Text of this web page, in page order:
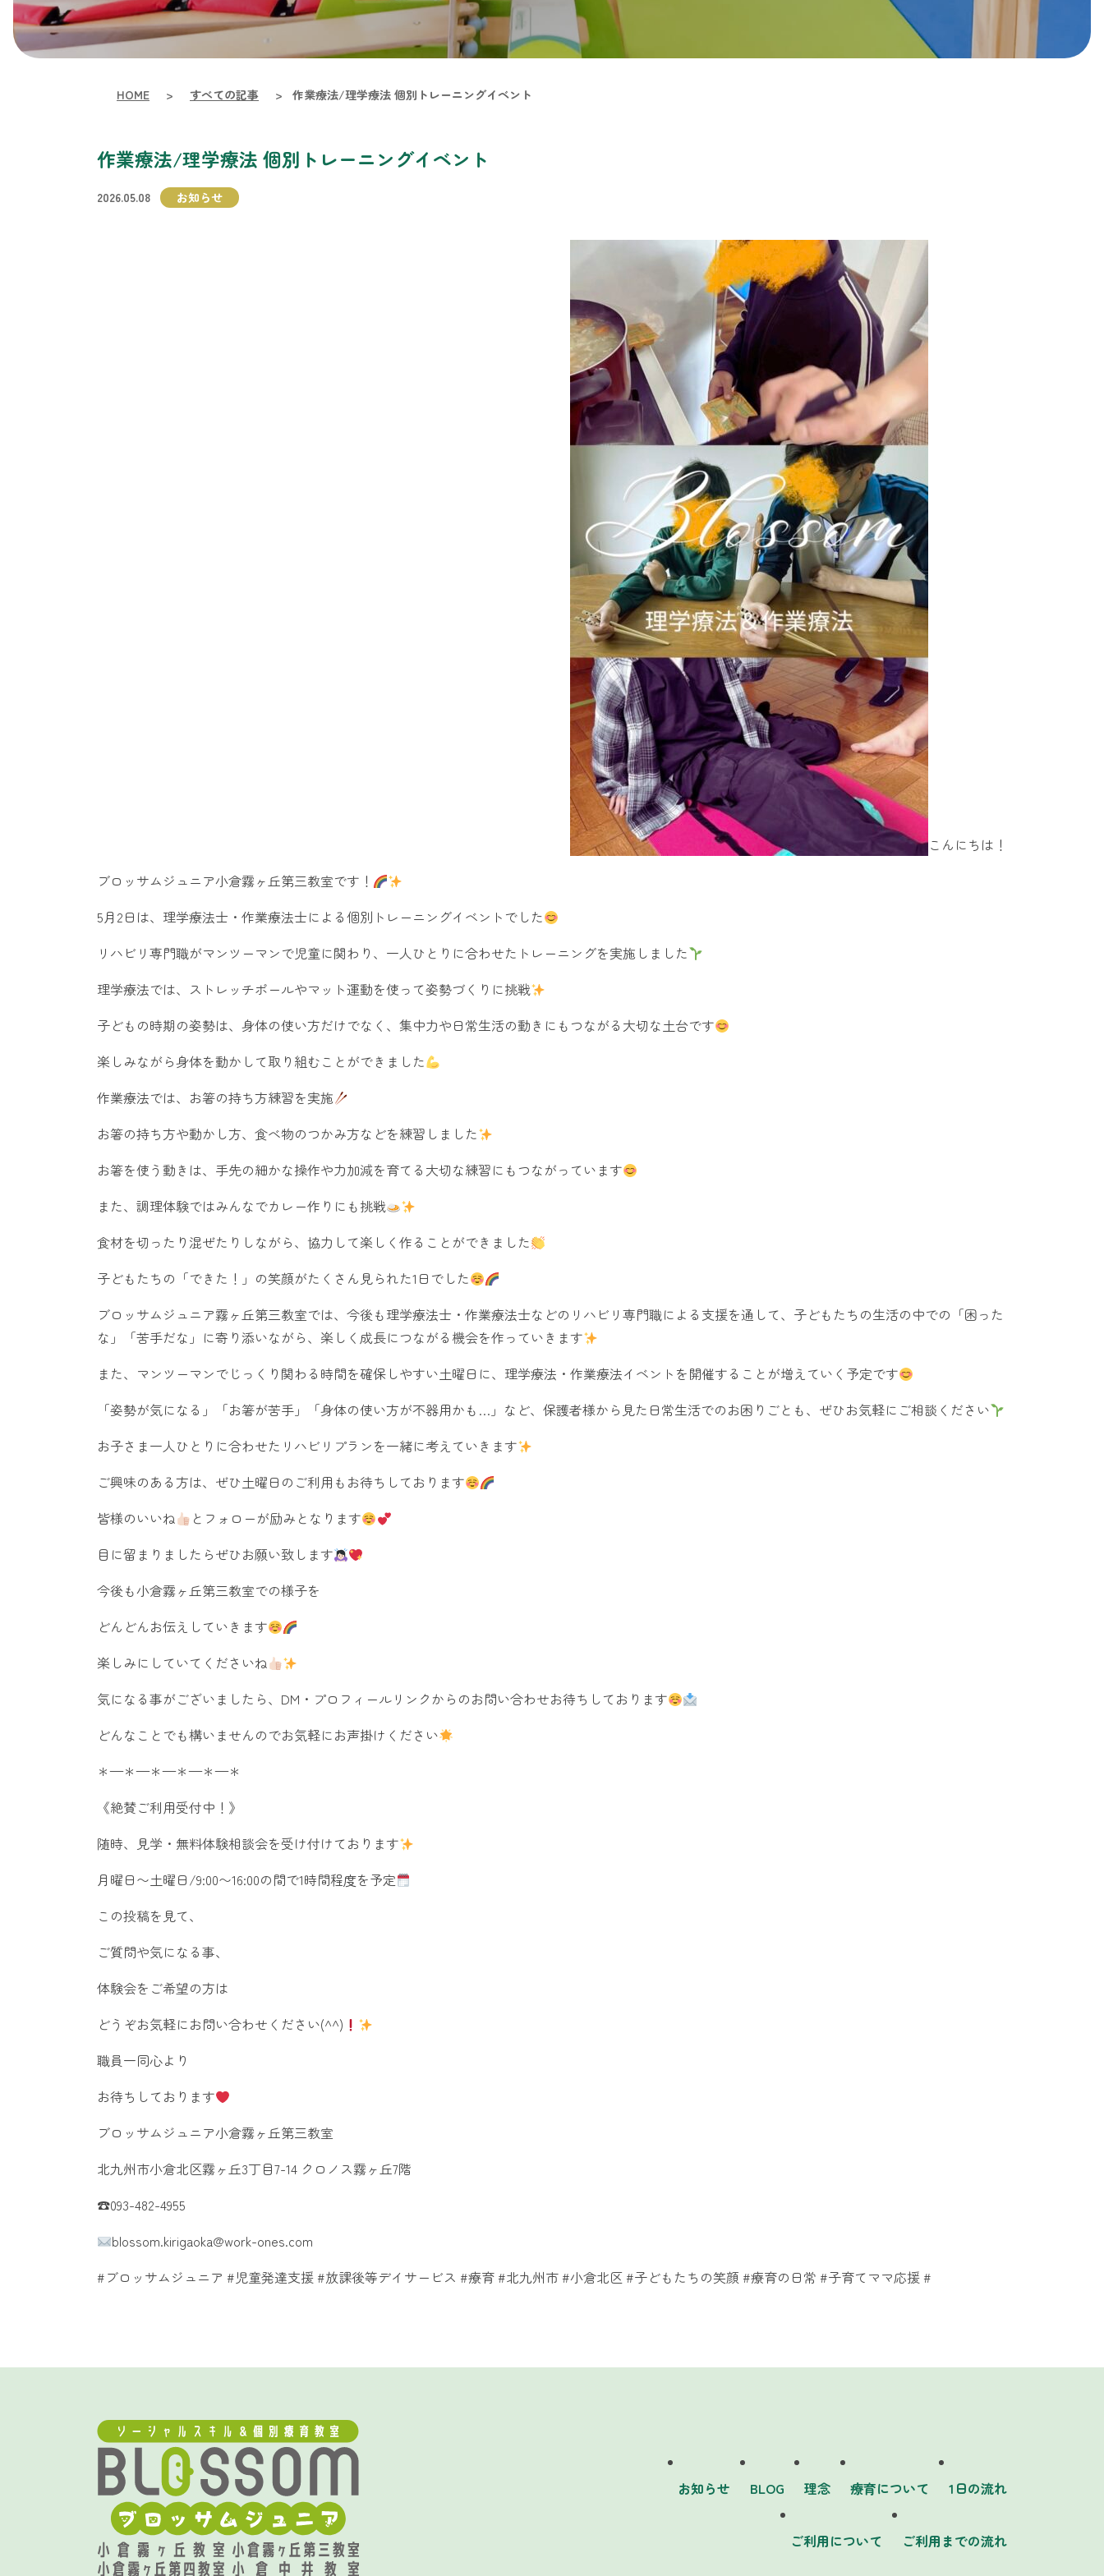
HOME > すべての記事 > 作業療法/理学療法 個別トレーニングイベント
作業療法/理学療法 個別トレーニングイベント
2026.05.08 お知らせ
こんにちは！
ブロッサムジュニア小倉霧ヶ丘第三教室です！
5月2日は、理学療法士・作業療法士による個別トレーニングイベントでした
リハビリ専門職がマンツーマンで児童に関わり、一人ひとりに合わせたトレーニングを実施しました
理学療法では、ストレッチポールやマット運動を使って姿勢づくりに挑戦
子どもの時期の姿勢は、身体の使い方だけでなく、集中力や日常生活の動きにもつながる大切な土台です
楽しみながら身体を動かして取り組むことができました
作業療法では、お箸の持ち方練習を実施
お箸の持ち方や動かし方、食べ物のつかみ方などを練習しました
お箸を使う動きは、手先の細かな操作や力加減を育てる大切な練習にもつながっています
また、調理体験ではみんなでカレー作りにも挑戦
食材を切ったり混ぜたりしながら、協力して楽しく作ることができました
子どもたちの「できた！」の笑顔がたくさん見られた1日でした
ブロッサムジュニア霧ヶ丘第三教室では、今後も理学療法士・作業療法士などのリハビリ専門職による支援を通して、子どもたちの生活の中での「困った
な」「苦手だな」に寄り添いながら、楽しく成長につながる機会を作っていきます
また、マンツーマンでじっくり関わる時間を確保しやすい土曜日に、理学療法・作業療法イベントを開催することが増えていく予定です
「姿勢が気になる」「お箸が苦手」「身体の使い方が不器用かも…」など、保護者様から見た日常生活でのお困りごとも、ぜひお気軽にご相談ください
お子さま一人ひとりに合わせたリハビリプランを一緒に考えていきます
ご興味のある方は、ぜひ土曜日のご利用もお待ちしております
​皆様のいいね
とフォローが励みとなります
目に留まりましたらぜひお願い致します
​今後も小倉霧ヶ丘第三教室での様子を
どんどんお伝えしていきます
楽しみにしていてくださいね
​気になる事がございましたら、DM・プロフィールリンクからのお問い合わせお待ちしております
どんなことでも構いませんのでお気軽にお声掛けください
​＊—＊—＊—＊—＊—＊
​《絶賛ご利用受付中！》
随時、見学・無料体験相談会を受け付けております
月曜日〜土曜日/9:00〜16:00の間で1時間程度を予定
​この投稿を見て、
ご質問や気になる事、
体験会をご希望の方は
どうぞお気軽にお問い合わせください(^^)
​職員一同心より
お待ちしております
​ブロッサムジュニア小倉霧ヶ丘第三教室
北九州市小倉北区霧ヶ丘3丁目7-14 クロノス霧ヶ丘7階
☎︎093-482-4955
blossom.kirigaoka@work-ones.com
​#ブロッサムジュニア #児童発達支援 #放課後等デイサービス #療育 #北九州市 #小倉北区 #子どもたちの笑顔 #療育の日常 #子育てママ応援 #
お知らせ BLOG 理念 療育について 1日の流れ
ご利用について ご利用までの流れ